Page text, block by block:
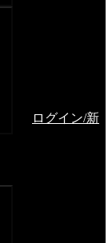
ログイン/新